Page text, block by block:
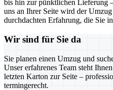
bis hin zur pünktlichen Lieferung
uns an Ihrer Seite wird der
durchdachten Erfahrung, die Sie
Wir sind für Sie da
Sie planen einen Umzug und
Unser erfahrenes Team steht
letzten Karton zur Seite –
termingerecht.